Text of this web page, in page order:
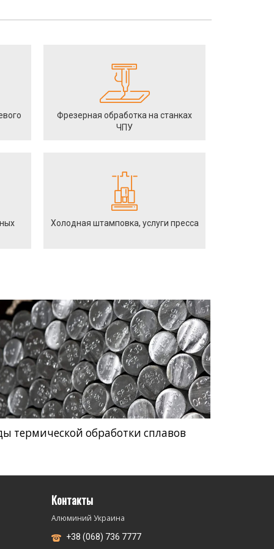
Фрезерная обработка на станках
ЧПУ
Холодная штамповка, услуги пресса
термической обработки сплавов
Контакты
Алюминий Украина
+38 (068) 736 7777